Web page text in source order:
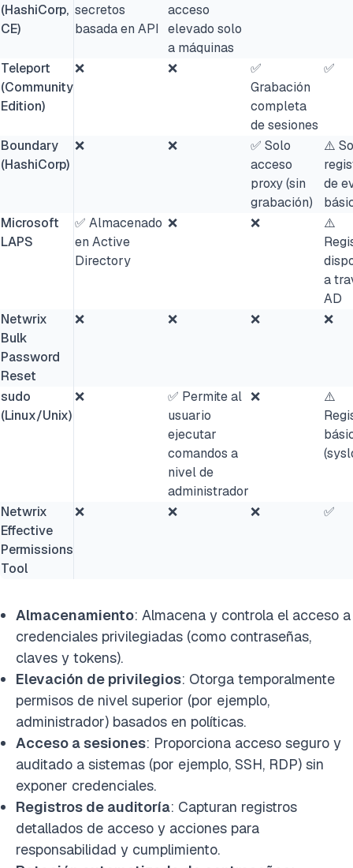
(HashiCorp,
CE)
secretos
basada en API
acceso
elevado solo
a máquinas
Teleport
(Community
Edition)
❌ ❌
✅
Grabación
completa
de sesiones
✅
Boundary
(HashiCorp)
❌ ❌
✅ Solo
acceso
proxy (sin
grabación)
⚠️
de
Microsoft
LAPS
✅ Almacenado
en Active
Directory
❌ ❌
⚠️
a
AD
Netwrix
Bulk
Password
Reset
❌ ❌ ❌ ❌
sudo
(Linux/Unix)
❌
✅ Permite al
usuario
ejecutar
comandos a
nivel de
administrador
❌
⚠️
Netwrix
Effective
Permissions
Tool
❌ ❌ ❌ ✅
Almacenamiento: Almacena y controla el acceso a
credenciales privilegiadas (como contraseñas,
claves y tokens).
Elevación de privilegios: Otorga temporalmente
permisos de nivel superior (por ejemplo,
administrador) basados en políticas.
Acceso a sesiones: Proporciona acceso seguro y
auditado a sistemas (por ejemplo, SSH, RDP) sin
exponer credenciales.
Registros de auditoría: Capturan registros
detallados de acceso y acciones para
responsabilidad y cumplimiento.